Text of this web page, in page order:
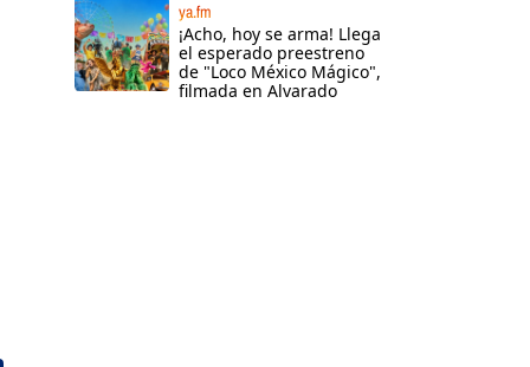
ya.fm
¡Acho, hoy se arma! Llega
el esperado preestreno
de "Loco México Mágico",
filmada en Alvarado